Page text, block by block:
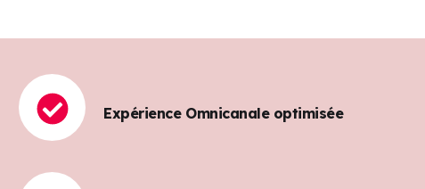
Expérience Omnicanale optimisée